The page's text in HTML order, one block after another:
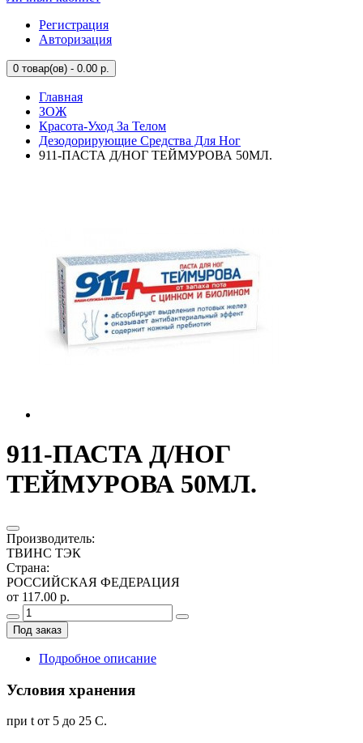
Регистрация
Авторизация
0 товар(ов) - 0.00 р.
Главная
ЗОЖ
Красота-Уход За Телом
Дезодорирующие Средства Для Ног
911-ПАСТА Д/НОГ ТЕЙМУРОВА 50МЛ.
911-ПАСТА Д/НОГ
ТЕЙМУРОВА 50МЛ.
Производитель:
ТВИНС ТЭК
Страна:
РОССИЙСКАЯ ФЕДЕРАЦИЯ
от 117.00 р.
Под заказ
Подробное описание
Условия хранения
при t от 5 до 25 С.